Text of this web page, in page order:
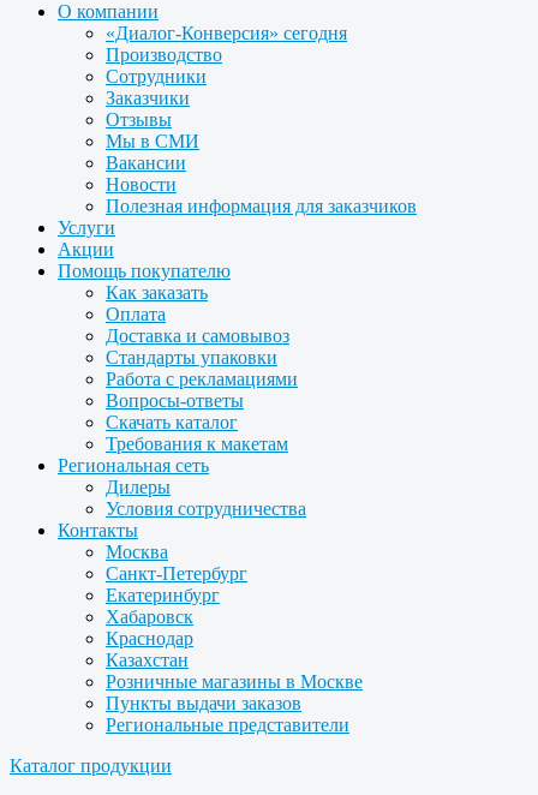
О компании
«Диалог-Конверсия» сегодня
Производство
Сотрудники
Заказчики
Отзывы
Мы в СМИ
Вакансии
Новости
Полезная информация для заказчиков
Услуги
Акции
Помощь покупателю
Как заказать
Оплата
Доставка и самовывоз
Стандарты упаковки
Работа с рекламациями
Вопросы-ответы
Скачать каталог
Требования к макетам
Региональная сеть
Дилеры
Условия сотрудничества
Контакты
Москва
Санкт-Петербург
Екатеринбург
Хабаровск
Краснодар
Казахстан
Розничные магазины в Москве
Пункты выдачи заказов
Региональные представители
Каталог продукции